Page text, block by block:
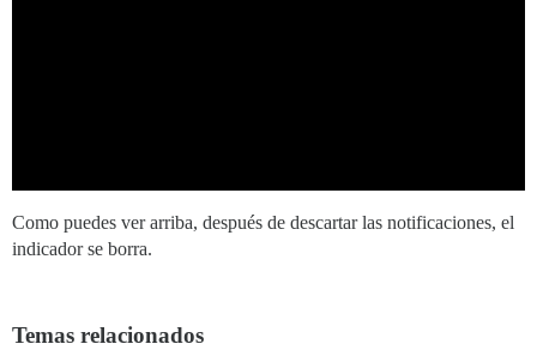
Como puedes ver arriba, después de descartar las notificaciones, el
indicador se borra.
Temas relacionados